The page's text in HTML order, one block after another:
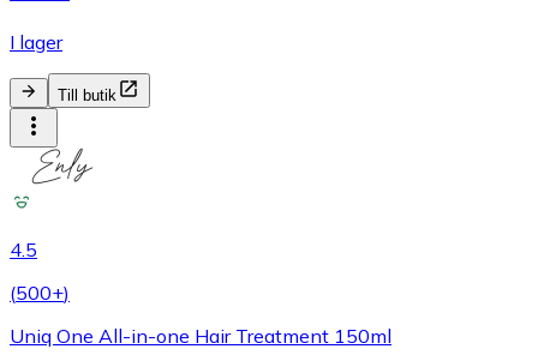
I lager
Till butik
4.5
(500+)
Uniq One All-in-one Hair Treatment 150ml